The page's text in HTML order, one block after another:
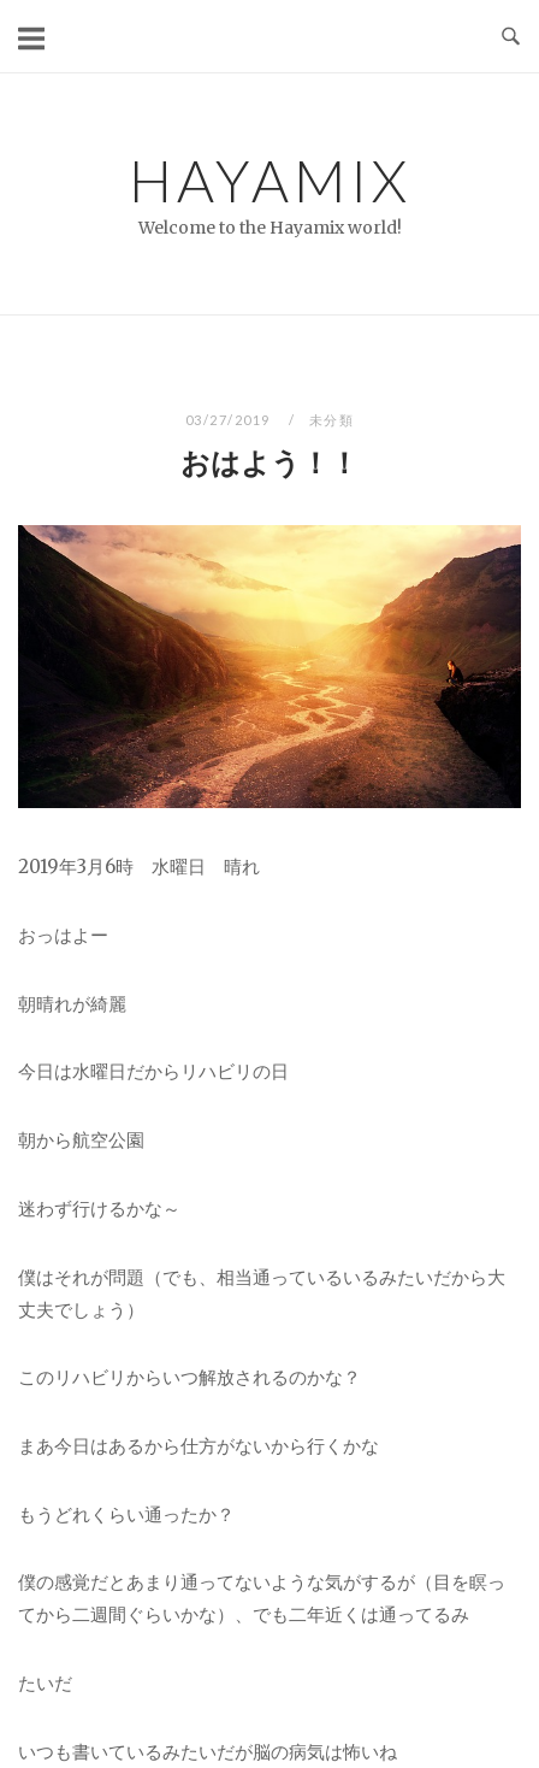
HAYAMIX
Welcome to the Hayamix world!
03/27/2019 未分類
おはよう！！
2019年3月6時 水曜日 晴れ
おっはよー
朝晴れが綺麗
今日は水曜日だからリハビリの日
朝から航空公園
迷わず行けるかな～
僕はそれが問題（でも、相当通っているいるみたいだから大
丈夫でしょう）
このリハビリからいつ解放されるのかな？
まあ今日はあるから仕方がないから行くかな
もうどれくらい通ったか？
僕の感覚だとあまり通ってないような気がするが（目を瞑っ
てから二週間ぐらいかな）、でも二年近くは通ってるみ
たいだ
いつも書いているみたいだが脳の病気は怖いね